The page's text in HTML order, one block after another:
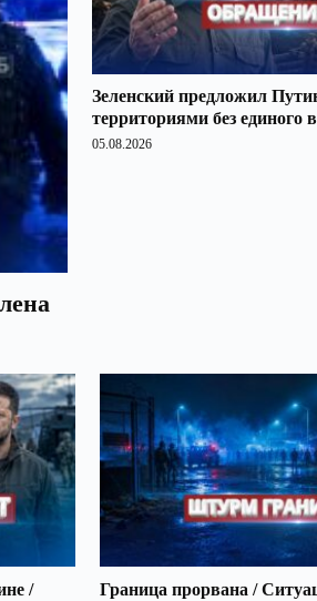
Зеленский предложил
территориями без единого
05.08.2026
/
Граница прорвана /